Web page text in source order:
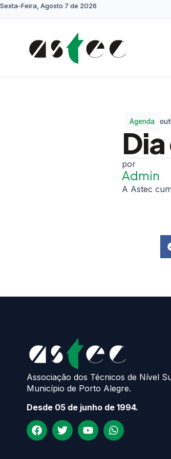
Sexta-Feira, Agosto 7 de 2026
Agenda
Admin
A Astec
Associação dos Técnicos de Nível
Município de Porto Alegre.
Desde 05 de junho de 1994.